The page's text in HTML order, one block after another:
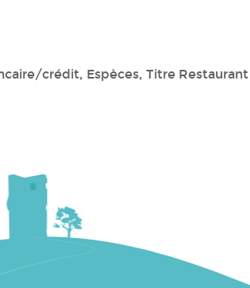
crédit, Espèces, Titre Restaurant